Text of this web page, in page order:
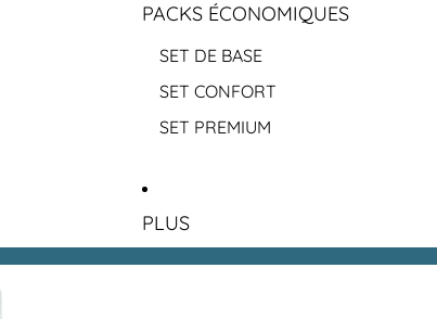
PACKS ÉCONOMIQUES
SET DE BASE
SET CONFORT
SET PREMIUM
PLUS